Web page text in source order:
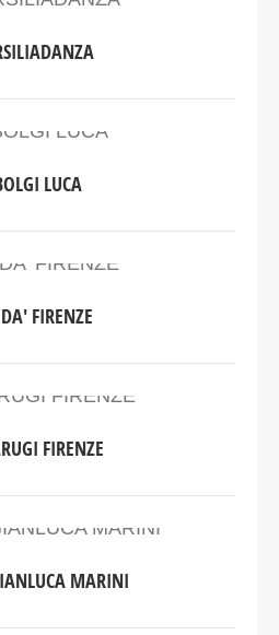
LUCA
FIRENZE
FIRENZE
MARINI